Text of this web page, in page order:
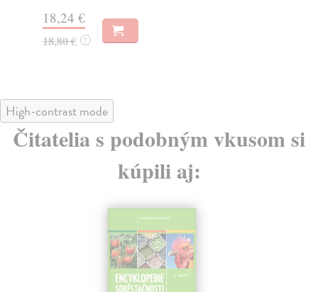
18,24 €
18,80 € ?
High-contrast mode
Čitatelia s podobným vkusom si
kúpili aj: